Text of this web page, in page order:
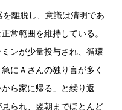
離脱し、意識は清明であ
常範囲を維持している。
ンが少量投与され、循環
にＡさんの独り言が多く
ら家に帰る」と繰り返
られ、翌朝までほとんど